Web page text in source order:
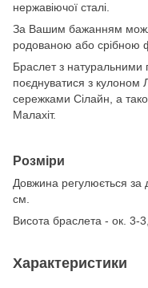
нержавіючої сталі.
За Вашим бажанням
родованою або срібною
Браслет з натуральними
поєднуватися з кулоном
сережками Сілайн, а
Малахіт.
Розміри
Довжина регулюється
см.
Висота браслета - ок. 3-
Характеристики